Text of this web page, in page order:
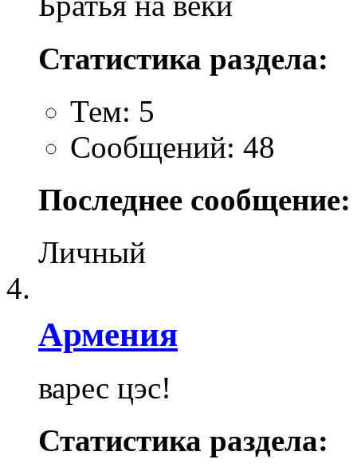
Статистика раздела:
Тем: 5
Сообщений: 48
Последнее сообщение:
Личный
Армения
варес цэс!
Статистика раздела: